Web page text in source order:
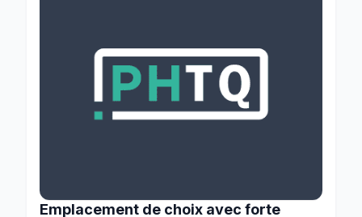
Emplacement de choix avec forte